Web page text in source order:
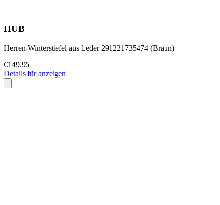
HUB
Herren-Winterstiefel aus Leder 291221735474 (Braun)
€149.95
Details für anzeigen